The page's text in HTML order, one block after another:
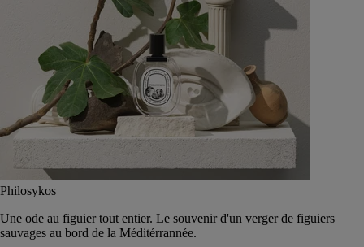
Philosykos
Une ode au figuier tout entier. Le souvenir d'un verger de figuiers
sauvages au bord de la Méditérrannée.